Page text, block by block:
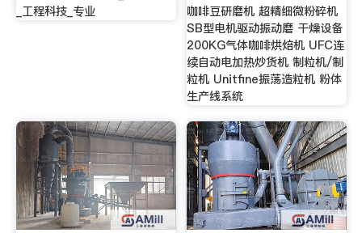
_工程科技_专业
咖啡豆研磨机 超精细微粉碎机
SB型电机驱动振动磨 干燥设备
200KG气体咖啡烘焙机 UFC连
续自动电加热炒货机 制粒机/制
粒机 Unitfine振荡造粒机 粉体
生产线系统